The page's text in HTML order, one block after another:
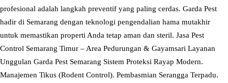
profesional adalah langkah preventif yang paling cerdas. Garda Pest
hadir di Semarang dengan teknologi pengendalian hama mutakhir
untuk memastikan properti Anda tetap aman dan steril. Jasa Pest
Control Semarang Timur – Area Pedurungan & Gayamsari Layanan
Unggulan Garda Pest Semarang Sistem Proteksi Rayap Modern.
Manajemen Tikus (Rodent Control). Pembasmian Serangga Terpadu.